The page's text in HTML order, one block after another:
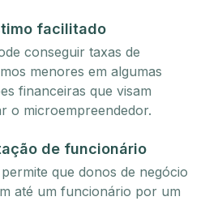
facilitado
conseguir taxas de
menores em algumas
financeiras que visam
o microempreendedor.
de funcionário
que donos de negócio
até um funcionário por um